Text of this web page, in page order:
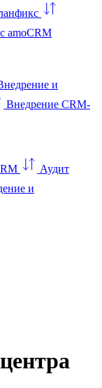
amoCRM
и
Внедрение CRM-
Аудит
и